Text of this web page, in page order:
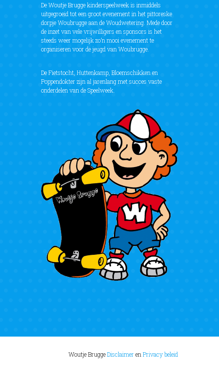
De Woutje Brugge kinderspeelweek is inmiddels
uitgegroeid tot een groot evenement in het pittoreske
dorpje Woubrugge aan de Woudwetering. Mede door
de inzet van vele vrijwilligers en sponsors is het
steeds weer mogelijk zo’n mooi evenement te
organiseren voor de jeugd van Woubrugge.
De Fietstocht, Huttenkamp, Bloemschikken en
Poppendokter zijn al jarenlang met succes vaste
onderdelen van de Speelweek.
Woutje BruggeDisclaimeren Privacy beleid